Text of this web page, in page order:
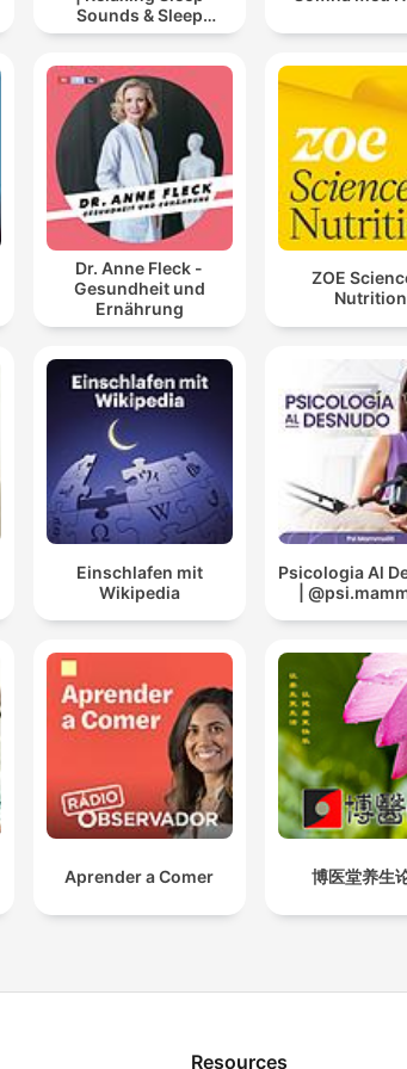
Sounds & Sleep
Stories | Nature Sound
Dr. Anne Fleck -
Gesundheit und
Ernährung
ZOE
Nutrition
Einschlafen mit
Wikipedia
Psicologia Al
|
Aprender a Comer 博医堂养生
Resources